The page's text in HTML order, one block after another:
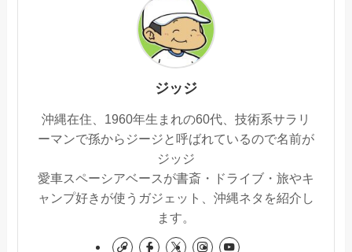
ジッジ
沖縄在住、1960年生まれの60代、技術系サラリ
ーマンで孫からジージと呼ばれているので名前が
ジッジ
愛車スペーシアベースが書斎・ドライブ・旅やキ
ャンプ好きが使うガジェット、沖縄ネタを紹介し
ます。